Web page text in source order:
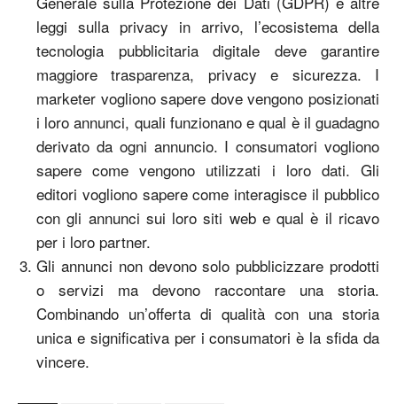
leggi sulla privacy in arrivo, l’ecosistema della
tecnologia pubblicitaria digitale deve garantire
maggiore trasparenza, privacy e sicurezza. I
marketer vogliono sapere dove vengono posizionati
i loro annunci, quali funzionano e qual è il guadagno
derivato da ogni annuncio. I consumatori vogliono
sapere come vengono utilizzati i loro dati. Gli
editori vogliono sapere come interagisce il pubblico
con gli annunci sui loro siti web e qual è il ricavo
per i loro partner.
Gli annunci non devono solo pubblicizzare prodotti
o servizi ma devono raccontare una storia.
Combinando un’offerta di qualità con una storia
unica e significativa per i consumatori è la sfida da
vincere.